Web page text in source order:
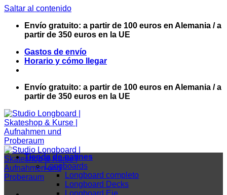
Saltar al contenido
Envío gratuito: a partir de 100 euros en Alemania / a
partir de 350 euros en la UE
Gastos de envío
Horario y cómo llegar
Envío gratuito: a partir de 100 euros en Alemania / a
partir de 350 euros en la UE
Tienda de patines
Longboards
Longboard completo
Longboard Decks
Longboard Eje